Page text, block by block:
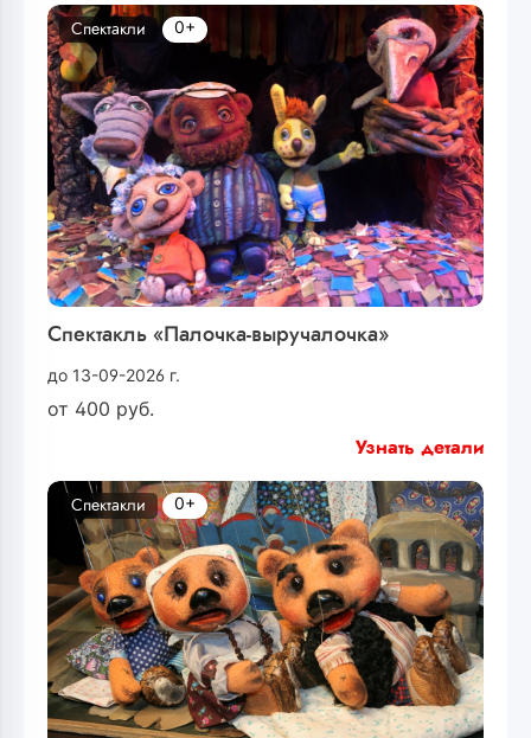
Спектакль «Палочка-выручалочка»
до 13-09-2026 г.
от 400 руб.
Спектакли 0+
Узнать детали
Спектакли 0+